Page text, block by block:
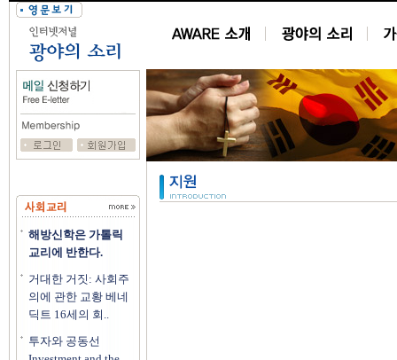
해방신학은 가톨릭
교리에 반한다.
거대한 거짓: 사회주
의에 관한 교황 베네
딕트 16세의 회..
투자와 공동선